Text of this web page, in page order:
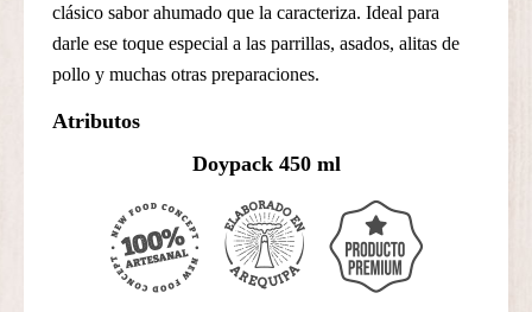
clásico sabor ahumado que la caracteriza. Ideal para
darle ese toque especial a las parrillas, asados, alitas de
pollo y muchas otras preparaciones.
Atributos
Doypack 450 ml